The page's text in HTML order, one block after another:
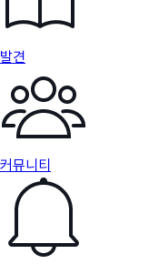
발견
커뮤니티